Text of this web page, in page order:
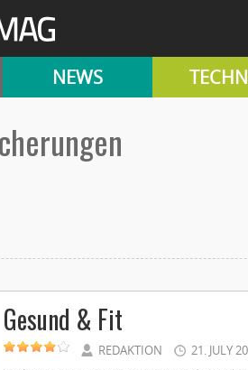
NEWS
Gesund & Fit
REDAKTION 21. JULY